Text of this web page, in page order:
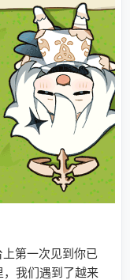
第一次见到你已
我们遇到了越来